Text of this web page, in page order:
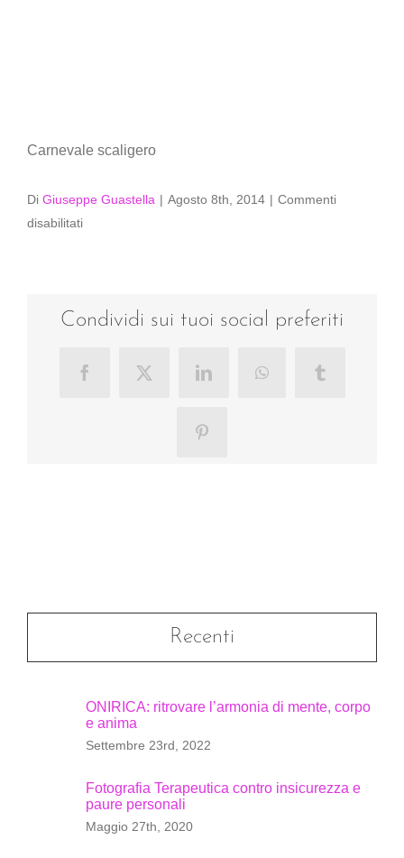
Carnevale scaligero
Di Giuseppe Guastella | Agosto 8th, 2014 | Commenti
disabilitatisu
Condividi sui tuoi social preferiti
FacebookX LinkedInWhatsAppTumblr
Pinterest
Recenti
ONIRICA: ritrovare l’armonia di mente, corpo
e anima
Settembre 23rd, 2022
Fotografia Terapeutica contro insicurezza e
paure personali
Maggio 27th, 2020